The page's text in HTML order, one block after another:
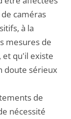
caméras
à la
mesures de
et qu'il existe
doute sérieux
de
nécessité